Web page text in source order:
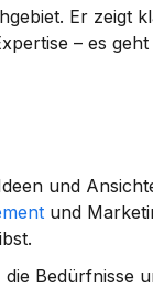
Er zeigt
– es
und
und
Bedürfnisse